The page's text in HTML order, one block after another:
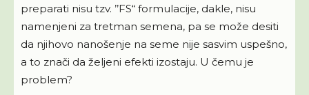
preparati nisu tzv. ’’FS“ formulacije, dakle, nisu
namenjeni za tretman semena, pa se može desiti
da njihovo nanošenje na seme nije sasvim uspešno,
a to znači da željeni efekti izostaju. U čemu je
problem?